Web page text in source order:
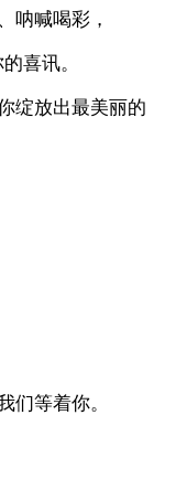
喊喝彩，
喜讯。
放出最美丽的
等着你。